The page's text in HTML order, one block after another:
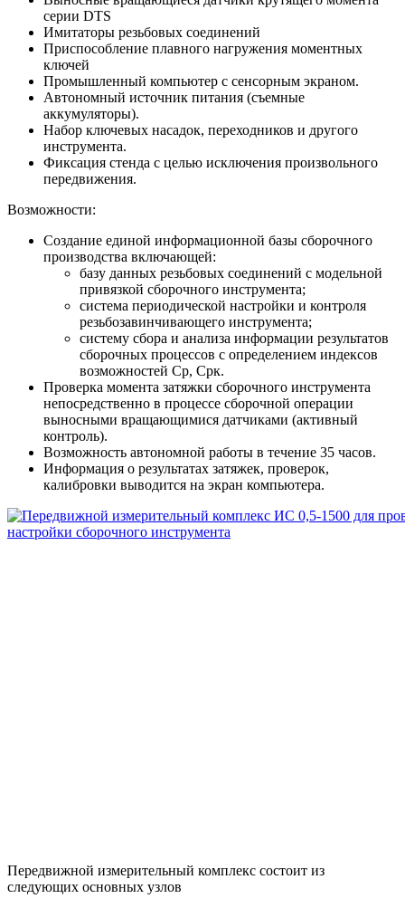
серии DTS
Имитаторы резьбовых соединений
Приспособление плавного нагружения моментных
ключей
Промышленный компьютер с сенсорным экраном.
Автономный источник питания (съемные
аккумуляторы).
Набор ключевых насадок, переходников и другого
инструмента.
Фиксация стенда с целью исключения произвольного
передвижения.
Возможности:
Создание единой информационной базы сборочного
производства включающей:
базу данных резьбовых соединений с модельной
привязкой сборочного инструмента;
система периодической настройки и контроля
резьбозавинчивающего инструмента;
систему сбора и анализа информации результатов
сборочных процессов с определением индексов
возможностей Ср, Срк.
Проверка момента затяжки сборочного инструмента
непосредственно в процессе сборочной операции
выносными вращающимися датчиками (активный
контроль).
Возможность автономной работы в течение 35 часов.
Информация о результатах затяжек, проверок,
калибровки выводится на экран компьютера.
Передвижной измерительный комплекс состоит из
следующих основных узлов